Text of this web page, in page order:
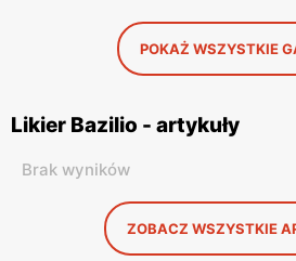
POKAŻ WSZYSTKIE
Likier Bazilio - artykuły
Brak wyników
ZOBACZ WSZYSTKIE